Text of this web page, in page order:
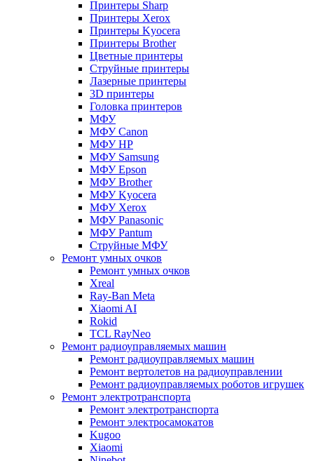
Принтеры Sharp
Принтеры Xerox
Принтеры Kyocera
Принтеры Brother
Цветные принтеры
Струйные принтеры
Лазерные принтеры
3D принтеры
Головка принтеров
МФУ
МФУ Canon
МФУ HP
МФУ Samsung
МФУ Epson
МФУ Brother
МФУ Kyocera
МФУ Xerox
МФУ Panasonic
МФУ Pantum
Струйные МФУ
Ремонт умных очков
Ремонт умных очков
Xreal
Ray-Ban Meta
Xiaomi AI
Rokid
TCL RayNeo
Ремонт радиоуправляемых машин
Ремонт радиоуправляемых машин
Ремонт вертолетов на радиоуправлении
Ремонт радиоуправляемых роботов игрушек
Ремонт электротранспорта
Ремонт электротранспорта
Ремонт электросамокатов
Kugoo
Xiaomi